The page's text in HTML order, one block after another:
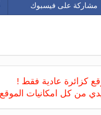
مشاركة على فيسبوك
كزائرة عادية فقط !
من كل امكانيات الموقع